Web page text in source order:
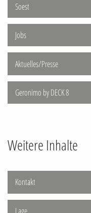
Soest
Jobs
Aktuelles/Presse
Geronimo by DECK 8
Weitere Inhalte
Kontakt